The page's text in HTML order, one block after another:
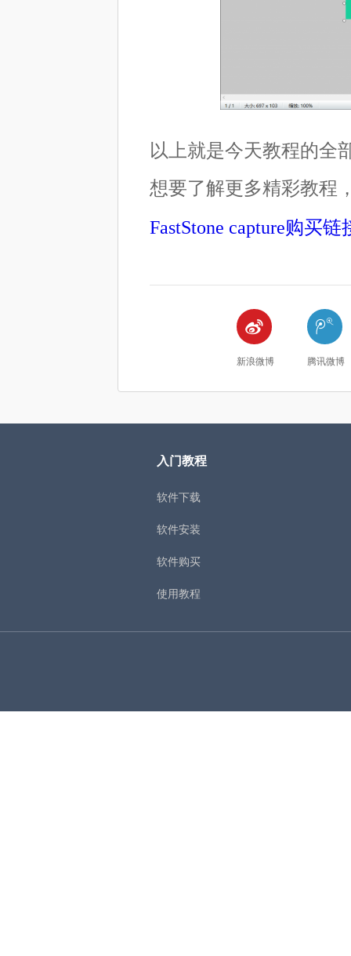
以上就是今天教程的全
想要了解更多精彩教程
FastStone capture购买

新浪微博

腾讯微博
入门教程
软件下载
软件安装
软件购买
使用教程